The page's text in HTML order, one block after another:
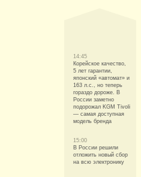
14:45
Корейское качество,
5 лет гарантии,
японский «автомат» и
163 л.с., но теперь
гораздо дороже. В
России заметно
подорожал KGM Tivoli
— самая доступная
модель бренда
15:00
В России решили
отложить новый сбор
на всю электронику